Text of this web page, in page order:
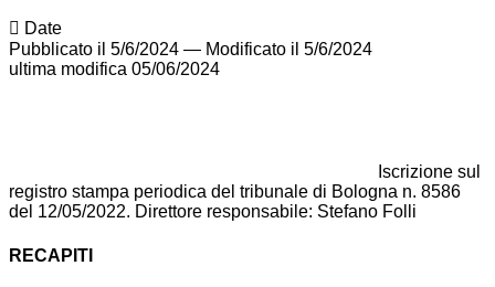
Date
Pubblicato il 5/6/2024 — Modificato il 5/6/2024
ultima modifica 05/06/2024
Iscrizione sul
registro stampa periodica del tribunale di Bologna n. 8586
del 12/05/2022. Direttore responsabile: Stefano Folli
RECAPITI